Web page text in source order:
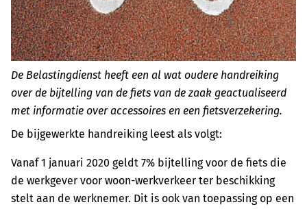
De Belastingdienst heeft een al wat oudere handreiking
over de bijtelling van de fiets van de zaak geactualiseerd
met informatie over accessoires en een fietsverzekering.
De bijgewerkte handreiking leest als volgt:
Vanaf 1 januari 2020 geldt 7% bijtelling voor de fiets die
de werkgever voor woon-werkverkeer ter beschikking
stelt aan de werknemer. Dit is ook van toepassing op een